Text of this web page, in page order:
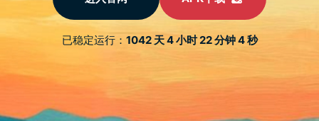
这次分享一下笔者常用的一种，就是叫 ChatGPT 解释一些
「高深」的知识。
这句「魔法」关键就是「向一个 8 岁小朋友说明」，作为成
人，相信看 Wiki 也未必看得懂什麽是「量子力学」，但